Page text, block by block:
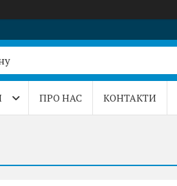
ПРО НАС КОНТАКТИ